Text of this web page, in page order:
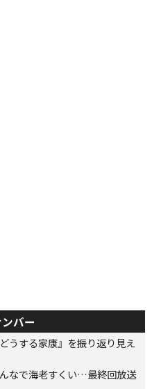
バー
うする家康』を振り返り見え
なで海老すくい…最終回放送